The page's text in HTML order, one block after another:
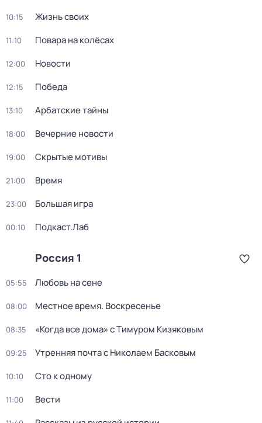
10:15 Жизнь своих
11:10 Повара на колёсах
12:00 Новости
12:15 Победа
13:10 Арбатские тайны
18:00 Вечерние новости
19:00 Скрытые мотивы
21:00 Время
23:00 Большая игра
00:10 Подкаст.Лаб
Россия 1
05:55 Любовь на сене
08:00 Местное время. Воскресенье
08:35 «Когда все дома» с Тимуром Кизяковым
09:25 Утренняя почта с Николаем Басковым
10:10 Сто к одному
11:00 Вести